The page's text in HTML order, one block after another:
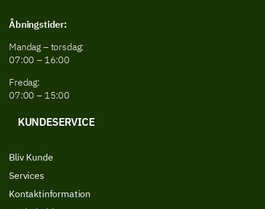
Åbningstider:
Mandag – torsdag:
07:00 – 16:00
Fredag:
07:00 – 15:00
KUNDESERVICE
Bliv Kunde
Services
Kontaktinformation